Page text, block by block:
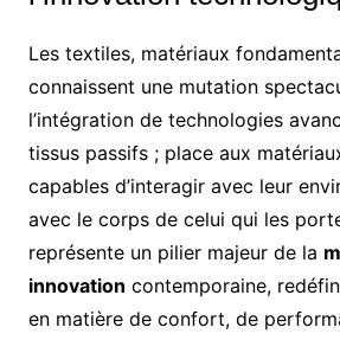
Les textiles, matériaux
connaissent une mutation
l’intégration de technologies
tissus passifs ; place aux
capables d’interagir avec leur
avec le corps de celui qui les
représente un pilier majeur de la
innovation contemporaine,
en matière de confort, de